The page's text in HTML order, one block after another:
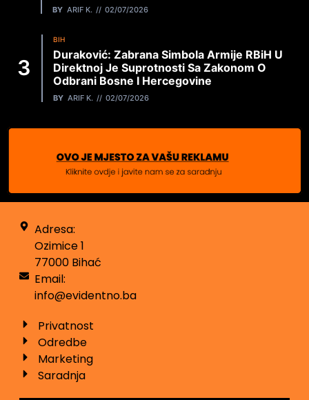
BY ARIF K. 02/07/2026
BIH
Duraković: Zabrana Simbola Armije RBiH U
Direktnoj Je Suprotnosti Sa Zakonom O
Odbrani Bosne I Hercegovine
BY ARIF K. 02/07/2026
Adresa:
Ozimice 1
77000 Bihać
Email:
info@evidentno.ba
Privatnost
Odredbe
Marketing
Saradnja